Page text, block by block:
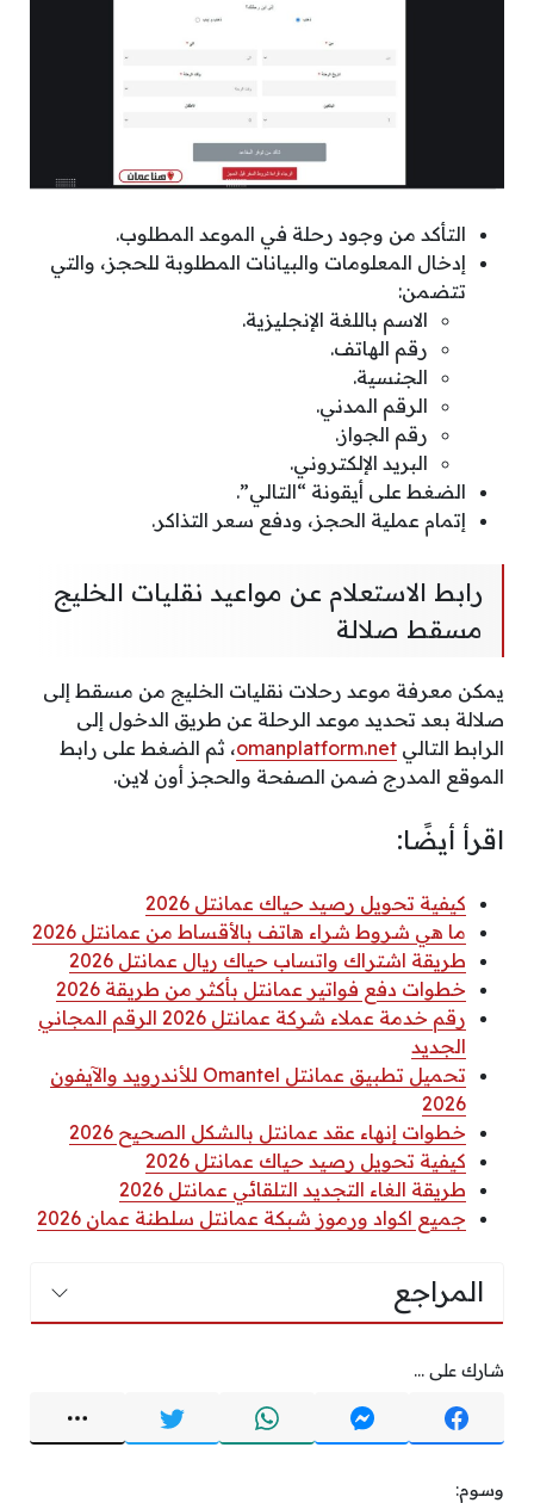
التأكد من وجود رحلة في الموعد المطلوب.
إدخال المعلومات والبيانات المطلوبة للحجز، والتي
تتضمن:
الاسم باللغة الإنجليزية.
رقم الهاتف.
الجنسية.
الرقم المدني.
رقم الجواز.
البريد الإلكتروني.
الضغط على أيقونة “التالي”.
إتمام عملية الحجز، ودفع سعر التذاكر.
رابط الاستعلام عن مواعيد نقليات الخليج
مسقط صلالة
يمكن معرفة موعد رحلات نقليات الخليج من مسقط إلى
صلالة بعد تحديد موعد الرحلة عن طريق الدخول إلى
الرابط التالي omanplatform.net، ثم الضغط على رابط
الموقع المدرج ضمن الصفحة والحجز أون لاين.
اقرأ أيضًا:
كيفية تحويل رصيد حياك عمانتل 2026
ما هي شروط شراء هاتف بالأقساط من عمانتل 2026
طريقة اشتراك واتساب حياك ريال عمانتل 2026
خطوات دفع فواتير عمانتل بأكثر من طريقة 2026
رقم خدمة عملاء شركة عمانتل 2026 الرقم المجاني
الجديد
تحميل تطبيق عمانتل Omantel للأندرويد والآيفون
2026
خطوات إنهاء عقد عمانتل بالشكل الصحيح 2026
كيفية تحويل رصيد حياك عمانتل 2026
طريقة الغاء التجديد التلقائي عمانتل 2026
جميع اكواد ورموز شبكة عمانتل سلطنة عمان 2026
المراجع
شارك على ...
وسوم: